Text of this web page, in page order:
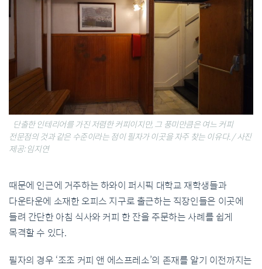
단출한 인테리어를 가진 저렴한 커피이지만, 그 풍미만큼은 여느 커피
전문점의 것과 같은 수준이라는 점이 필자가 이곳을 자주 찾는 이유다. / 사진
제공: 임지연
때문에 인근에 거주하는하와이 퍼시픽 대학교 재학생들과
다운타운에 소재한오피스 지구로 출근하는 직장인들은 이 곳에
들려 간단한 아침 식사와커피 한 잔을 주문하는 사례를 쉽게
목격할 수 있다.
필자의 경우 ‘조조 커피 앤 에스프레소’의 존재를 알기 이전까지는